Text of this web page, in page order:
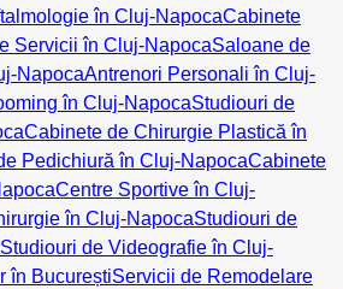
în Cluj-NapocaCabinete
Servicii în Cluj-NapocaSaloane de
NapocaAntrenori Personali în Cluj-
în Cluj-NapocaStudiouri de
Cabinete de Chirurgie Plastică în
Pedichiură în Cluj-NapocaCabinete
Centre Sportive în Cluj-
în Cluj-NapocaStudiouri de
Studiouri de Videografie în Cluj-
în BucureștiServicii de Remodelare